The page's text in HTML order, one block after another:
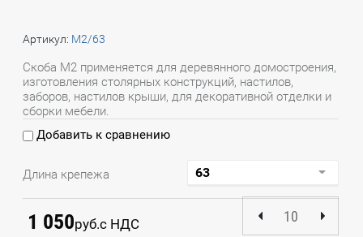
Артикул: М2/63
Скоба М2 применяется для деревянного домостроения,
изготовления столярных конструкций, настилов,
заборов, настилов крыши, для декоративной отделки и
сборки мебели.
Добавить к сравнению
Длина крепежа
1 050руб.с НДС